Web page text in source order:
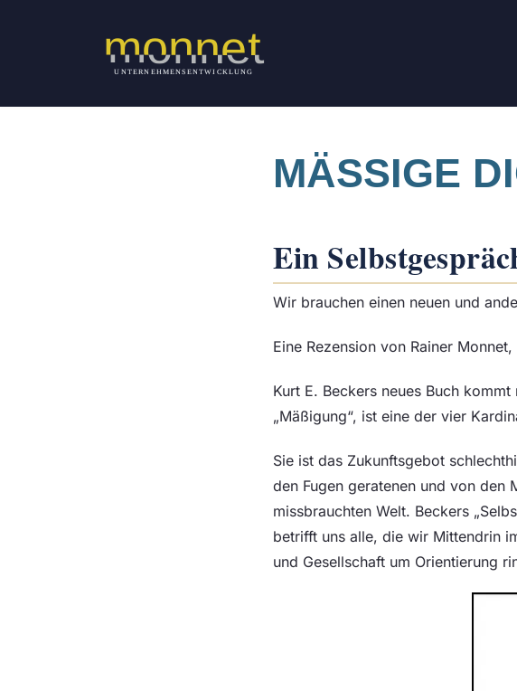
MÄSSIGE
Ein
Wir brauchen einen neuen und
Eine Rezension von Rainer
Kurt E. Beckers neues Buch
„Mäßigung“, ist eine der vier
Sie ist das Zukunftsgebot
den Fugen geratenen und von den
missbrauchten Welt. Beckers
betrifft uns alle, die wir Mittendrin
und Gesellschaft um Orientierung